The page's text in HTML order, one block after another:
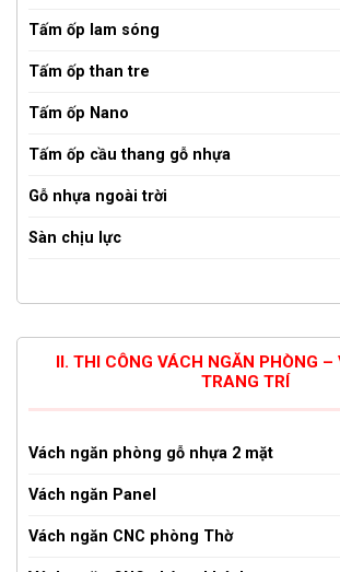
Tấm ốp lam sóng
Tấm ốp than tre
Tấm ốp Nano
Tấm ốp cầu thang gỗ nhựa
Gỗ nhựa ngoài trời
Sàn chịu lực
II. THI CÔNG VÁCH NGĂN PHÒNG –
TRANG TRÍ
Vách ngăn phòng gỗ nhựa 2 mặt
Vách ngăn Panel
Vách ngăn CNC phòng Thờ